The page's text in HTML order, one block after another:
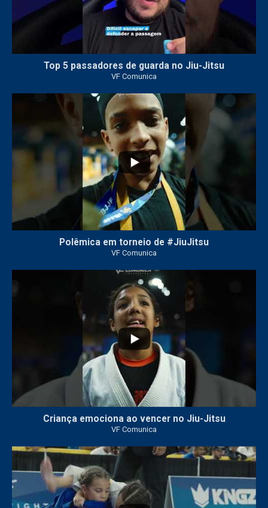
Top 5 passadores de guarda no Jiu-Jitsu
VF Comunica
Polêmica em torneio de #JiuJitsu
VF Comunica
Criança emociona ao vencer no Jiu-Jitsu
VF Comunica
...